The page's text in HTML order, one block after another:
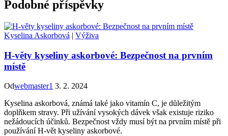
Podobné příspěvky
Kyselina Askorbová | Výživa
H-věty kyseliny askorbové: Bezpečnost na prvním
místě
Odwebmaster1 3. 2. 2024
Kyselina askorbová, známá také jako vitamín C, je důležitým
doplňkem stravy. Při užívání vysokých dávek však existuje riziko
nežádoucích účinků. Bezpečnost vždy musí být na prvním místě při
používání H-vět kyseliny askorbové.